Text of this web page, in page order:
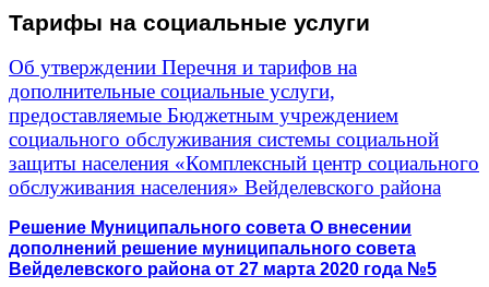
Тарифы на социальные услуги
Об утверждении Перечня и тарифов на
дополнительные социальные услуги,
предоставляемые Бюджетным учреждением
социального обслуживания системы социальной
защиты населения «Комплексный центр социального
обслуживания населения» Вейделевского района
Решение Муниципального совета О внесении
дополнений решение муниципального совета
Вейделевского района от 27 марта 2020 года №5